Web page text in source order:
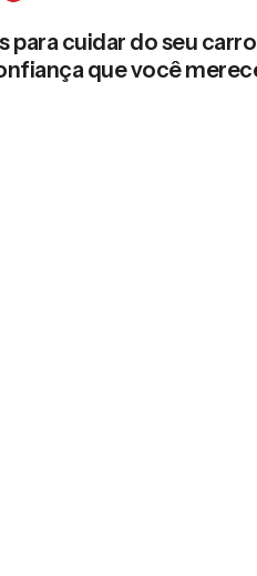
para cuidar do seu carro
que você